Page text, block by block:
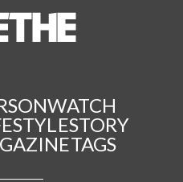
WATCH
STORY
TAGS